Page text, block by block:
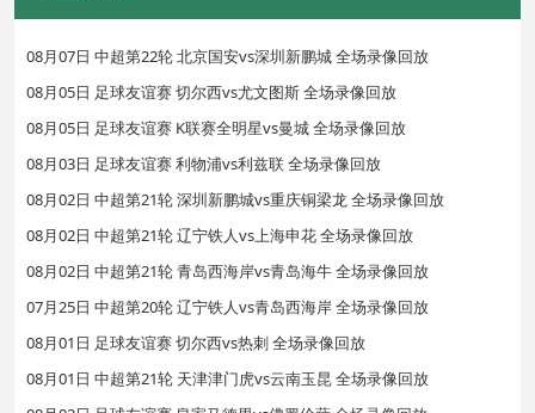
08月07日 中超第22轮 北京国安vs深圳新鹏城 全场录像回放
08月05日 足球友谊赛 切尔西vs尤文图斯 全场录像回放
08月05日 足球友谊赛 K联赛全明星vs曼城 全场录像回放
08月03日 足球友谊赛 利物浦vs利兹联 全场录像回放
08月02日 中超第21轮 深圳新鹏城vs重庆铜梁龙 全场录像回放
08月02日 中超第21轮 辽宁铁人vs上海申花 全场录像回放
08月02日 中超第21轮 青岛西海岸vs青岛海牛 全场录像回放
07月25日 中超第20轮 辽宁铁人vs青岛西海岸 全场录像回放
08月01日 足球友谊赛 切尔西vs热刺 全场录像回放
08月01日 中超第21轮 天津津门虎vs云南玉昆 全场录像回放